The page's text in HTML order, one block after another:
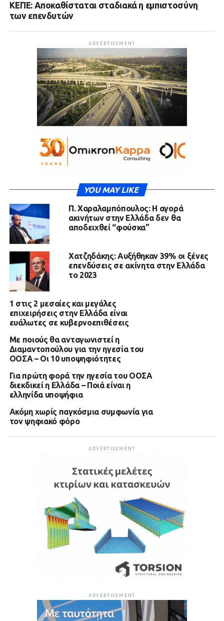
ΚΕΠΕ: Αποκαθίσταται σταδιακά η εμπιστοσύνη
των επενδυτών
ADVERTISEMENT
YOU MAY LIKE
Π. Χαραλαμπόπουλος: Η αγορά
ακινήτων στην Ελλάδα δεν θα
αποδειχθεί “φούσκα”
Χατζηδάκης: Αυξήθηκαν 39% οι ξένες
επενδύσεις σε ακίνητα στην Ελλάδα
το 2023
1 στις 2 μεσαίες και μεγάλες
επιχειρήσεις στην Ελλάδα είναι
ευάλωτες σε κυβερνοεπιθέσεις
Με ποιούς θα ανταγωνιστεί η
Διαμαντοπούλου για την ηγεσία του
ΟΟΣΑ – Οι 10 υποψηφιότητες
Για πρώτη φορά την ηγεσία του ΟΟΣΑ
διεκδικεί η Ελλάδα – Ποιά είναι η
ελληνίδα υποψήφια
Ακόμη χωρίς παγκόσμια συμφωνία για
τον ψηφιακό φόρο
ADVERTISEMENT
ADVERTISEMENT